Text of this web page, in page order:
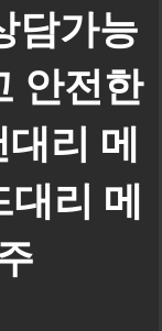
담가능
안전한
리 메
리 메